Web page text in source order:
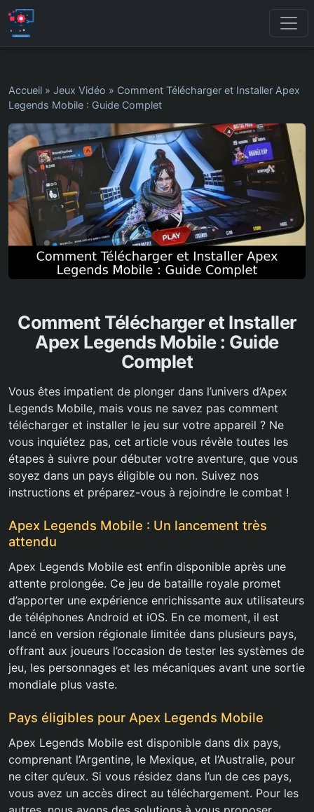
Accueil » Jeux Vidéo » Comment Télécharger et Installer Apex
Legends Mobile : Guide Complet
Comment Télécharger et Installer
Apex Legends Mobile : Guide
Complet
Vous êtes impatient de plonger dans l’univers d’Apex
Legends Mobile, mais vous ne savez pas comment
télécharger et installer le jeu sur votre appareil ? Ne
vous inquiétez pas, cet article vous révèle toutes les
étapes à suivre pour débuter votre aventure, que vous
soyez dans un pays éligible ou non. Suivez nos
instructions et préparez-vous à rejoindre le combat !
Apex Legends Mobile : Un lancement très
attendu
Apex Legends Mobile est enfin disponible après une
attente prolongée. Ce jeu de bataille royale promet
d’apporter une expérience enrichissante aux utilisateurs
de téléphones Android et iOS. En ce moment, il est
lancé en version régionale limitée dans plusieurs pays,
offrant aux joueurs l’occasion de tester les systèmes de
jeu, les personnages et les mécaniques avant une sortie
mondiale plus vaste.
Pays éligibles pour Apex Legends Mobile
Apex Legends Mobile est disponible dans dix pays,
comprenant l’Argentine, le Mexique, et l’Australie, pour
ne citer qu’eux. Si vous résidez dans l’un de ces pays,
vous avez un accès direct au téléchargement. Pour les